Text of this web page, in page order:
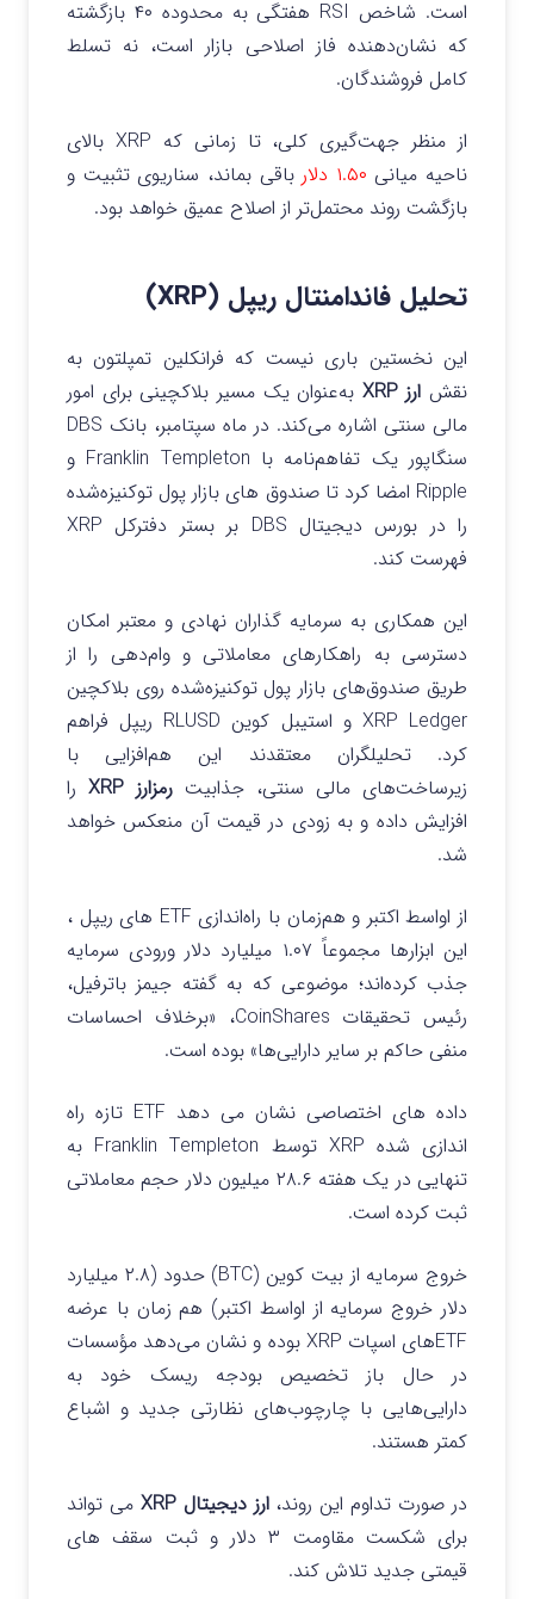
است.
شاخص RSI هفتگی به محدوده ۴۰ بازگشته
که نشان‌دهنده فاز اصلاحی بازار است، نه تسلط
کامل فروشندگان.
از منظر جهت‌گیری کلی، تا زمانی که XRP بالای
ناحیه میانی ۱.۵۰ دلار
باقی بماند، سناریوی تثبیت و
بازگشت روند محتمل‌تر از اصلاح عمیق خواهد بود.
تحلیل فاندامنتال ریپل (XRP)
این نخستین باری نیست که فرانکلین تمپلتون به
نقش ارز XRP
به‌عنوان یک مسیر بلاکچینی برای امور
مالی سنتی اشاره می‌کند.
در ماه سپتامبر، بانک DBS
سنگاپور یک تفاهم‌نامه با Franklin Templeton و
Ripple امضا کرد تا صندوق‌ های بازار پول توکنیزه‌شده
را در بورس دیجیتال DBS بر بستر دفترکل XRP
فهرست کند.
این همکاری به سرمایه گذاران نهادی و معتبر امکان
دسترسی به راهکارهای معاملاتی و وام‌دهی را از
طریق صندوق‌های بازار پول توکنیزه‌شده روی بلاکچین
XRP Ledger و استیبل‌ کوین RLUSD ریپل فراهم
کرد.تحلیلگران معتقدند این هم‌افزایی با
زیرساخت‌های مالی سنتی، جذابیت رمزارز XRP
را
افزایش داده و به‌ زودی در قیمت آن منعکس خواهد
شد.
از اواسط اکتبر و هم‌زمان با راه‌اندازی ETF های ریپل ،
این ابزارها مجموعاً ۱.۰۷ میلیارد دلار ورودی سرمایه
جذب کرده‌اند؛ موضوعی که به گفته جیمز باترفیل،
رئیس تحقیقات CoinShares، «برخلاف احساسات
منفی حاکم بر سایر دارایی‌ها» بوده است.
داده‌ های اختصاصی نشان می‌ دهد ETF تازه‌ راه‌
اندازی‌ شده XRP توسط Franklin Templeton به‌
تنهایی در یک هفته ۲۸.۶ میلیون دلار حجم معاملاتی
ثبت کرده است.
خروج سرمایه از بیت‌ کوین (BTC) حدود (۲.۸ میلیارد
دلار خروج سرمایه از اواسط اکتبر) هم‌ زمان با عرضه
ETFهای اسپات XRP بوده و نشان می‌دهد مؤسسات
در حال باز تخصیص بودجه ریسک خود به
دارایی‌هایی با چارچوب‌های نظارتی جدید و اشباع
کمتر هستند.
در صورت تداوم این روند،ارز دیجیتال XRP
می‌ تواند
برای شکست مقاومت ۳ دلار و ثبت سقف‌ های
قیمتی جدید تلاش کند.